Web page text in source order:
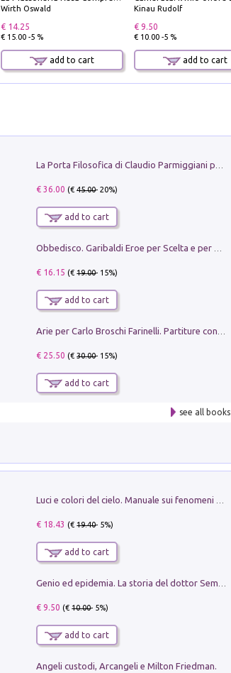
Wirth Oswald
€ 14.25
€ 15.00 -5 %
add to cart
Kinau Rudolf
€ 9.50
€ 10.00 -5 %
add to cart
€ 36.00 (€45.00- 20%)
add to cart
€ 16.15 (€19.00- 15%)
add to cart
€ 25.50 (€30.00- 15%)
add to cart
see all books
€ 18.43 (€19.40- 5%)
add to cart
€ 9.50 (€10.00- 5%)
add to cart
Angeli custodi, Arcangeli e Milton Friedman.